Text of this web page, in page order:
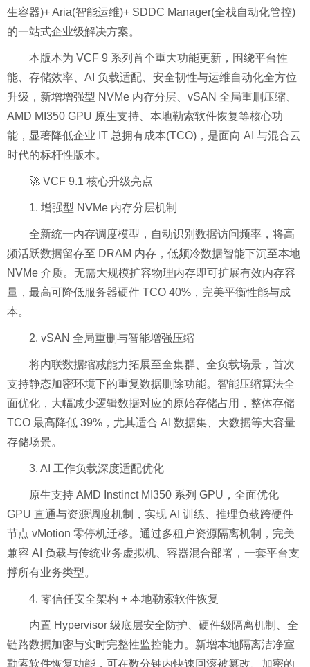
生容器)+ Aria(智能运维)+ SDDC Manager(全栈自动化管控)
的一站式企业级解决方案。
本版本为 VCF 9 系列首个重大功能更新，围绕平台性
能、存储效率、AI 负载适配、安全韧性与运维自动化全方位
升级，新增增强型 NVMe 内存分层、vSAN 全局重删压缩、
AMD MI350 GPU 原生支持、本地勒索软件恢复等核心功
能，显著降低企业 IT 总拥有成本(TCO)，是面向 AI 与混合云
时代的标杆性版本。
🚀 VCF 9.1 核心升级亮点
1. 增强型 NVMe 内存分层机制
全新统一内存调度模型，自动识别数据访问频率，将高
频活跃数据留存至 DRAM 内存，低频冷数据智能下沉至本地
NVMe 介质。无需大规模扩容物理内存即可扩展有效内存容
量，最高可降低服务器硬件 TCO 40%，完美平衡性能与成
本。
2. vSAN 全局重删与智能增强压缩
将内联数据缩减能力拓展至全集群、全负载场景，首次
支持静态加密环境下的重复数据删除功能。智能压缩算法全
面优化，大幅减少逻辑数据对应的原始存储占用，整体存储
TCO 最高降低 39%，尤其适合 AI 数据集、大数据等大容量
存储场景。
3. AI 工作负载深度适配优化
原生支持 AMD Instinct MI350 系列 GPU，全面优化
GPU 直通与资源调度机制，实现 AI 训练、推理负载跨硬件
节点 vMotion 零停机迁移。通过多租户资源隔离机制，完美
兼容 AI 负载与传统业务虚拟机、容器混合部署，一套平台支
撑所有业务类型。
4. 零信任安全架构 + 本地勒索软件恢复
内置 Hypervisor 级底层安全防护、硬件级隔离机制、全
链路数据加密与实时完整性监控能力。新增本地隔离洁净室
勒索软件恢复功能，可在数分钟内快速回滚被篡改、加密的